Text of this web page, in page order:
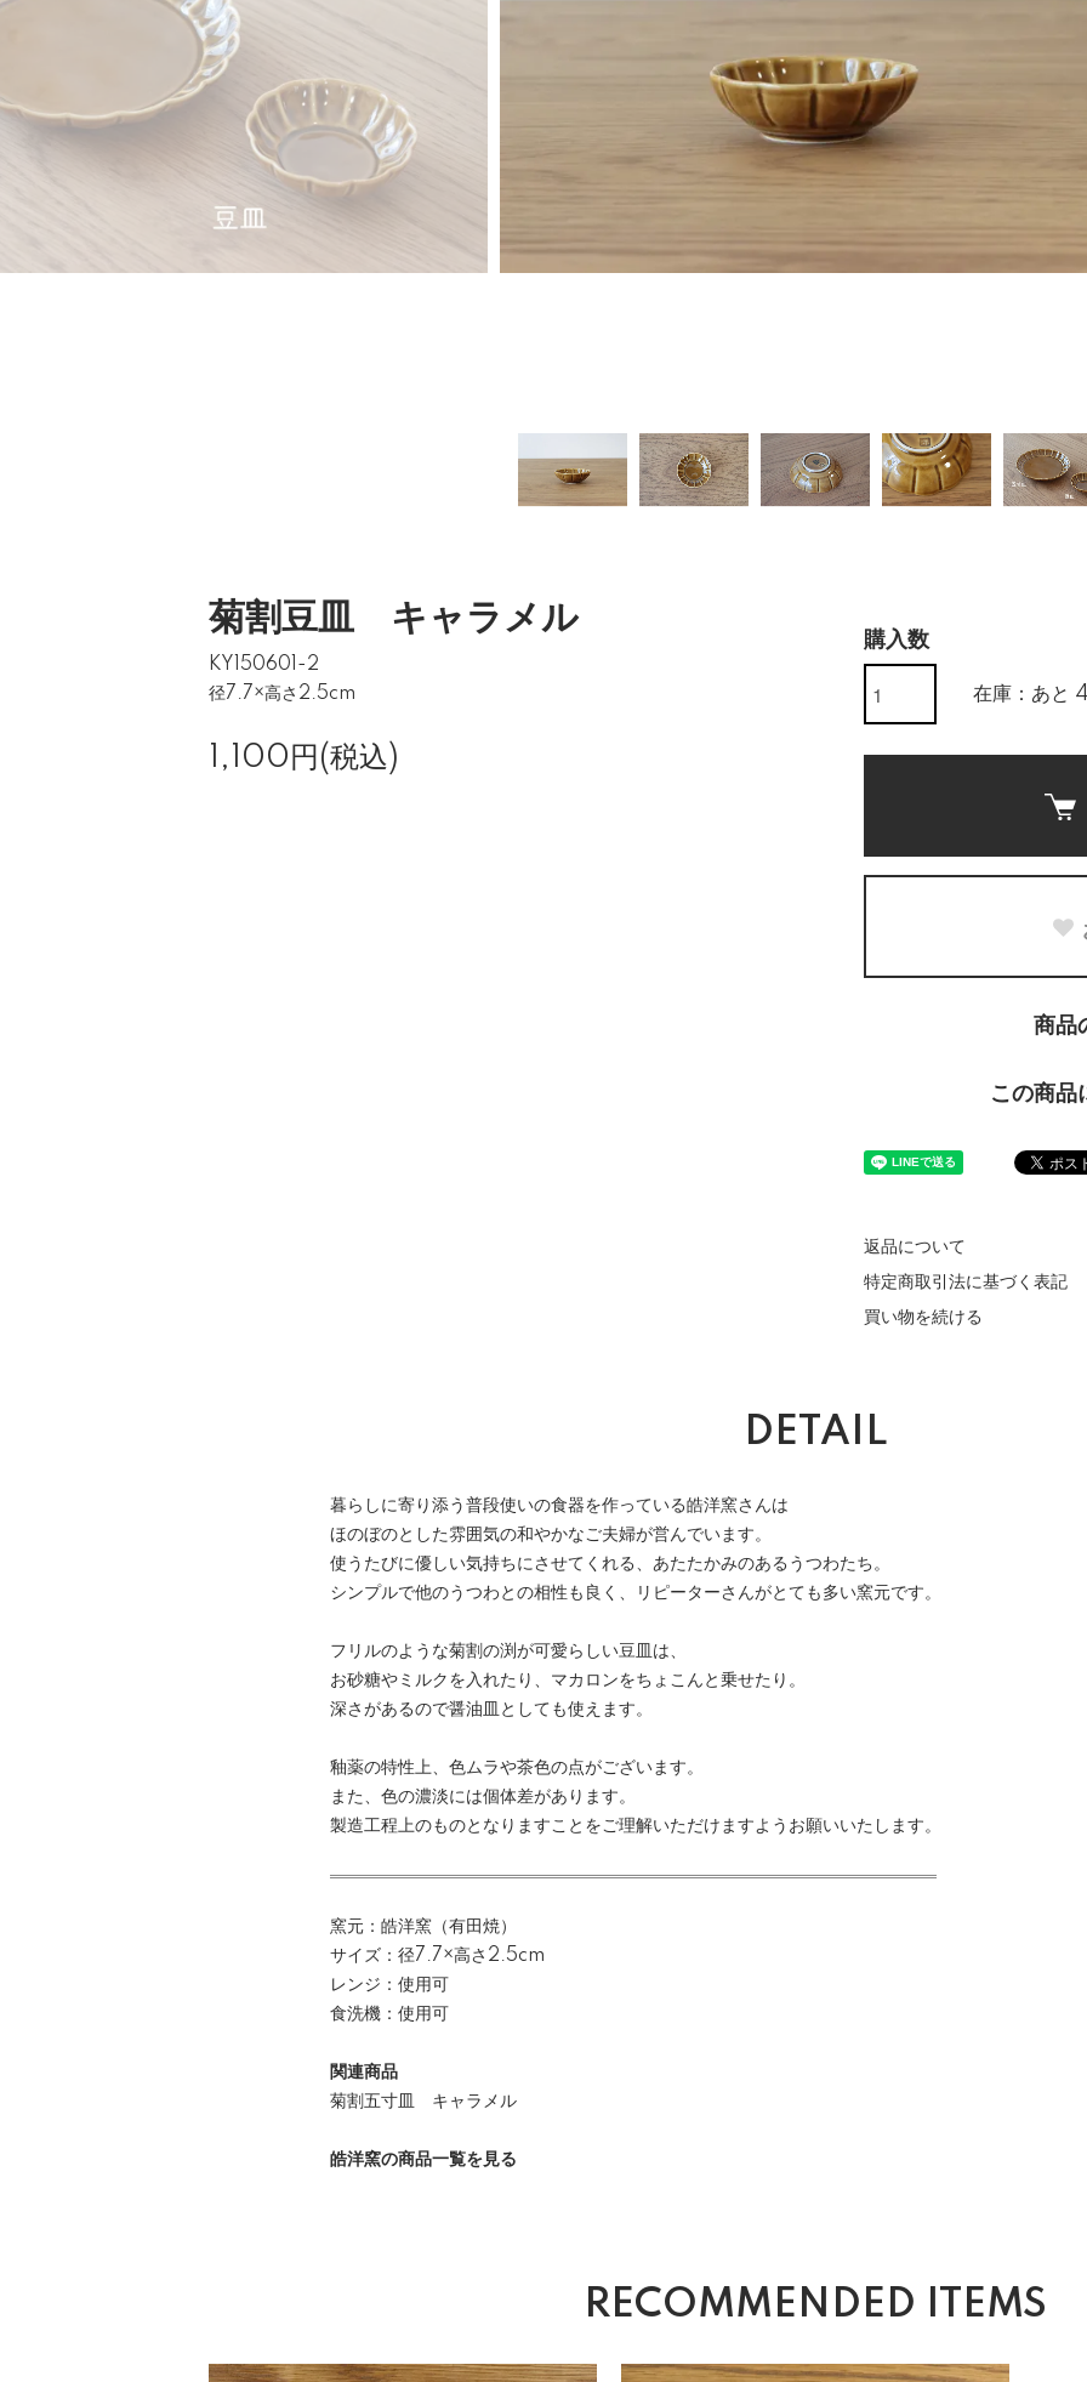
菊割豆皿 キャラメル
KY150601-2
径7.7×高さ2.5cm
1,100円(税込)
購入数
在庫：あと
商品
この商品
返品について
特定商取引法に基づく表記
買い物を続ける
DETAIL
暮らしに寄り添う普段使いの食器を作っている皓洋窯さんは
ほのぼのとした雰囲気の和やかなご夫婦が営んでいます。
使うたびに優しい気持ちにさせてくれる、あたたかみのあるうつわたち。
シンプルで他のうつわとの相性も良く、リピーターさんがとても多い窯元です。
フリルのような菊割の渕が可愛らしい豆皿は、
お砂糖やミルクを入れたり、マカロンをちょこんと乗せたり。
深さがあるので醤油皿としても使えます。
釉薬の特性上、色ムラや茶色の点がございます。
また、色の濃淡には個体差があります。
製造工程上のものとなりますことをご理解いただけますようお願いいたします。
窯元：皓洋窯（有田焼）
サイズ：径7.7×高さ2.5cm
レンジ：使用可
食洗機：使用可
関連商品
菊割五寸皿 キャラメル
皓洋窯の商品一覧を見る
RECOMMENDED ITEMS